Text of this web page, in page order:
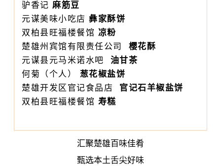
驴香记 麻筋豆
元谋美味小吃店 彝家酥饼
双柏县旺福楼餐馆 凉粉
楚雄州宾馆有限责任公司
樱花酥
元谋县元马米诺水吧
油甘茶
何菊（个人） 葱花椒盐饼
楚雄开发区官记食品店 官记石羊椒盐饼
双柏县旺福楼餐馆 寿糕
汇聚楚雄百味佳肴
甄选本土舌尖好味